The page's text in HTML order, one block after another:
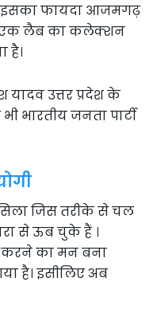
है इसका फायदा आजमगढ़
एक लैब का कलेक्शन
है।
उत्तर प्रदेश के
भारतीय जनता पार्टी
जिस तरीके से चल
से ऊब चुके हैं ।
करने का मन बना
है। इसीलिए अब